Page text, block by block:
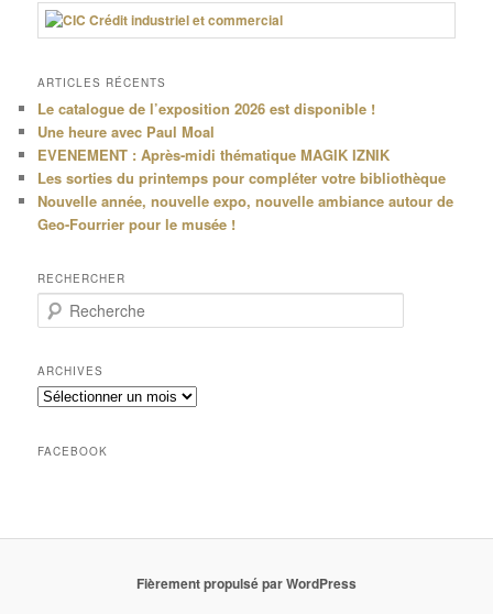
ARTICLES RÉCENTS
Le catalogue de l’exposition 2026 est disponible !
Une heure avec Paul Moal
EVENEMENT : Après-midi thématique MAGIK IZNIK
Les sorties du printemps pour compléter votre bibliothèque
Nouvelle année, nouvelle expo, nouvelle ambiance autour de
Geo-Fourrier pour le musée !
RECHERCHER
e
h
e
r
h
ARCHIVES
Archives
FACEBOOK
Fièrement propulsé par WordPress